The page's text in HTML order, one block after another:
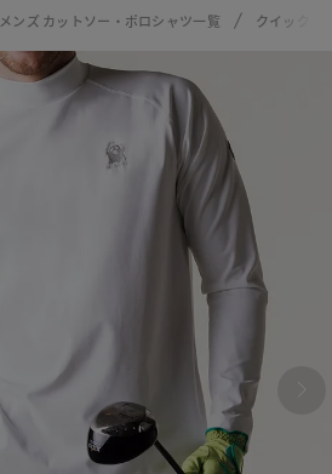
メンズ カットソー・ポロシャツ一覧 クイックド